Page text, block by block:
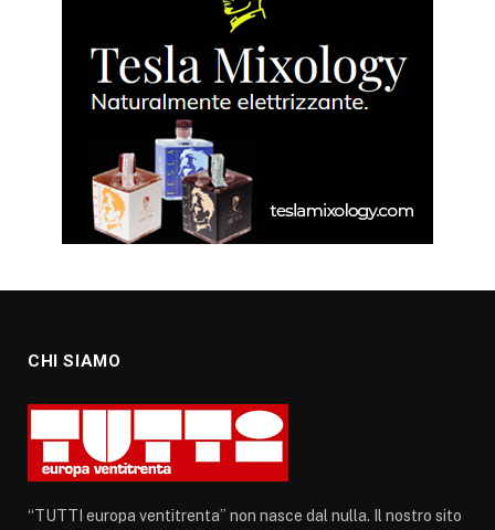
CHI SIAMO
“TUTTI europa ventitrenta” non nasce dal nulla. Il nostro sito